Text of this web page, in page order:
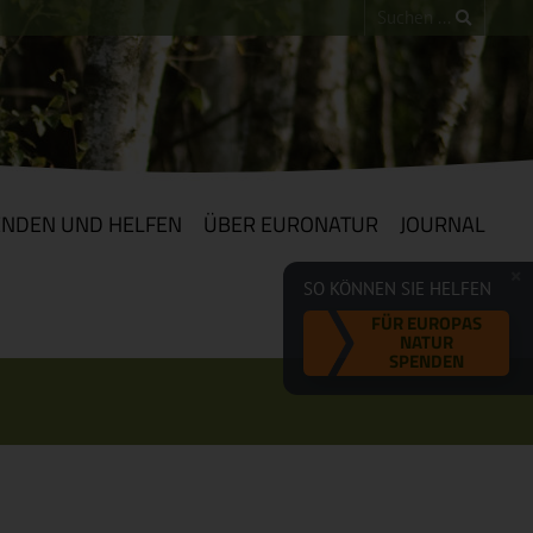
UND HELFEN ÜBER EURONATUR JOURNAL
SO KÖNNEN SIE HELFEN
FÜR EUROPAS
NATUR
SPENDEN